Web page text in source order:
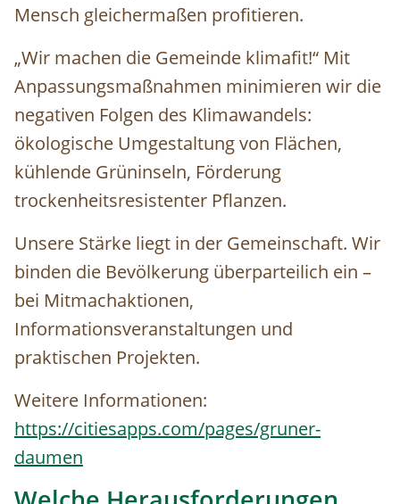
Mensch gleichermaßen profitieren.
„Wir machen die Gemeinde klimafit!“ Mit
Anpassungsmaßnahmen minimieren wir die
negativen Folgen des Klimawandels:
ökologische Umgestaltung von Flächen,
kühlende Grüninseln, Förderung
trockenheitsresistenter Pflanzen.
Unsere Stärke liegt in der Gemeinschaft. Wir
binden die Bevölkerung überparteilich ein –
bei Mitmachaktionen,
Informationsveranstaltungen und
praktischen Projekten.
Weitere Informationen:
https://citiesapps.com/pages/gruner-
daumen